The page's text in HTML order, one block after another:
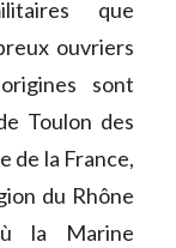
que
ouvriers
sont
Toulon des
de la France,
du Rhône
la Marine